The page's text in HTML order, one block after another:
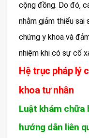
cộng đồng. Do đó,
nhằm giảm thiểu sai
chứng y khoa và
nhiệm khi có sự cố
Hệ trục pháp lý
khoa tư nhân
Luật khám chữa
hướng dẫn liên